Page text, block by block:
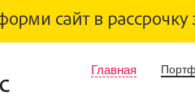
Главная